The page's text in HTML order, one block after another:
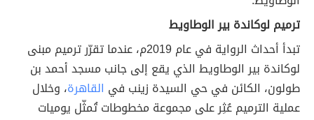
ترميم لوكاندة بير الوطاويط
تبدأ أحداث الرواية في عام 2019م، عندما تقرّر ترميم مبنى
لوكاندة بير الوطاويط الذي يقع إلى جانب مسجد أحمد بن
طولون، الكائن في حي السيدة زينب في القاهرة، وخلال
عملية الترميم عُثِر على مجموعة مخطوطات تُمثّل يوميات